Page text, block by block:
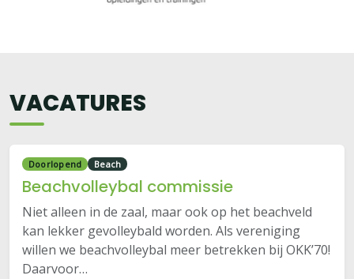
VACATURES
Doorlopend Beach
Beachvolleybal commissie
Niet alleen in de zaal, maar ook op het beachveld
kan lekker gevolleybald worden. Als vereniging
willen we beachvolleybal meer betrekken bij OKK’70!
Daarvoor…